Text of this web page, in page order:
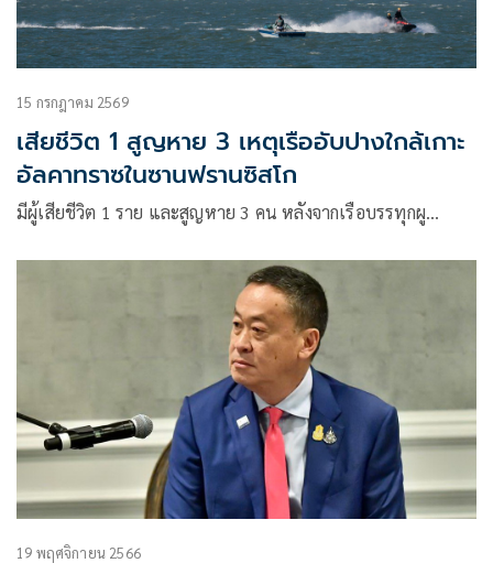
15 กรกฎาคม 2569
เสียชีวิต 1 สูญหาย 3 เหตุเรืออับปางใกล้เกาะ
อัลคาทราซในซานฟรานซิสโก
มีผู้เสียชีวิต 1 ราย และสูญหาย 3 คน หลังจากเรือบรรทุกผู…
19 พฤศจิกายน 2566